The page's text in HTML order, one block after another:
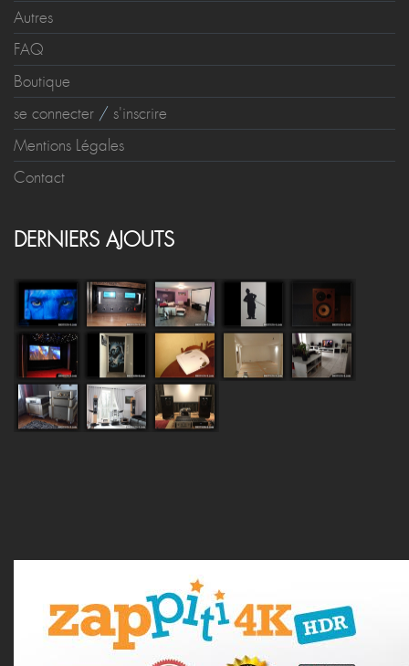
Autres
FAQ
Boutique
se connecter / s'inscrire
Mentions Légales
Contact
DERNIERS AJOUTS